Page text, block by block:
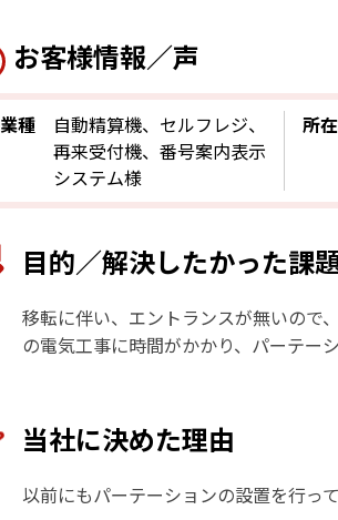
お客様情報／声
業種
自動精算機、セルフレジ、
再来受付機、番号案内表示
システム様
所
目的／解決したかった課
移転に伴い、エントランスが無いので
の電気工事に時間がかかり、パーテー
当社に決めた理由
以前にもパーテーションの設置を行っ